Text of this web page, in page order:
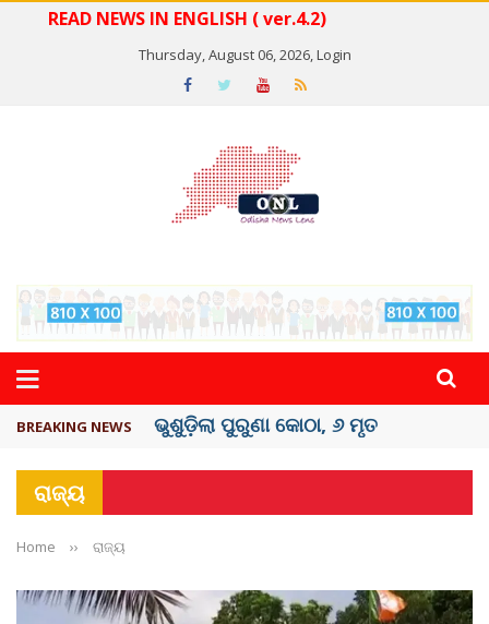
READ NEWS IN ENGLISH ( ver.4.2)
Thursday, August 06, 2026,Login
BREAKING NEWS ଆଶାରାମ ବାପୁଙ୍କୁ ବଡ଼ ଝଟକା: ଏହି କାରଣରୁ
ରାଜ୍ୟ
Home ›› ରାଜ୍ୟ